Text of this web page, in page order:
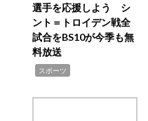
選手を応援しよう シ
ント＝トロイデン戦全
試合をBS10が今季も無
料放送
スポーツ